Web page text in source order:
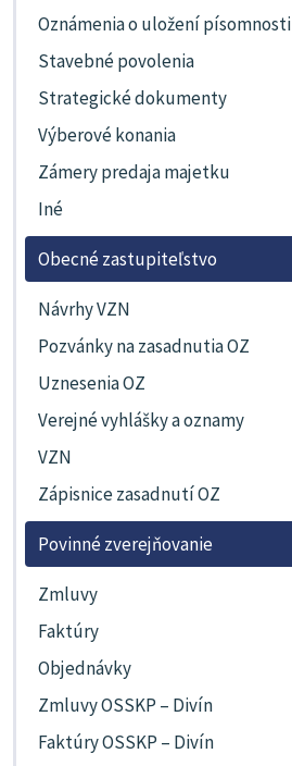
Oznámenia o uložení písomnosti
Stavebné povolenia
Strategické dokumenty
Výberové konania
Zámery predaja majetku
Iné
Obecné zastupiteľstvo
Návrhy VZN
Pozvánky na zasadnutia OZ
Uznesenia OZ
Verejné vyhlášky a oznamy
VZN
Zápisnice zasadnutí OZ
Povinné zverejňovanie
Zmluvy
Faktúry
Objednávky
Zmluvy OSSKP – Divín
Faktúry OSSKP – Divín